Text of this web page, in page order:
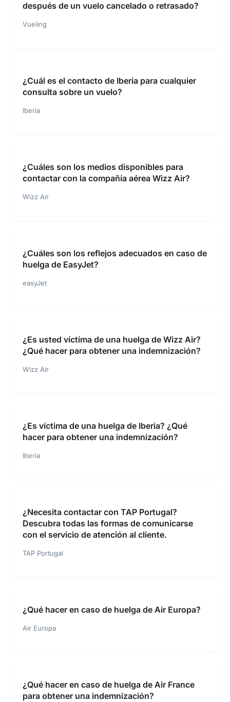
después de un vuelo cancelado o retrasado?
Vueling
¿Cuál es el contacto de Iberia para cualquier
consulta sobre un vuelo?
Iberia
¿Cuáles son los medios disponibles para
contactar con la compañía aérea Wizz Air?
Wizz Air
¿Cuáles son los reflejos adecuados en caso de
huelga de EasyJet?
easyJet
¿Es usted víctima de una huelga de Wizz Air?
¿Qué hacer para obtener una indemnización?
Wizz Air
¿Es víctima de una huelga de Iberia? ¿Qué
hacer para obtener una indemnización?
Iberia
¿Necesita contactar con TAP Portugal?
Descubra todas las formas de comunicarse
con el servicio de atención al cliente.
TAP Portugal
¿Qué hacer en caso de huelga de Air Europa?
Air Europa
¿Qué hacer en caso de huelga de Air France
para obtener una indemnización?